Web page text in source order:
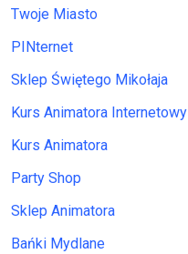
Twoje Miasto
PINternet
Sklep Świętego Mikołaja
Kurs Animatora Internetowy
Kurs Animatora
Party Shop
Sklep Animatora
Bańki Mydlane